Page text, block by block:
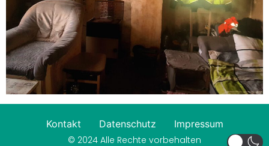
Kontakt Datenschutz
Impressum
© 2024 Alle Rechte vorbehalten